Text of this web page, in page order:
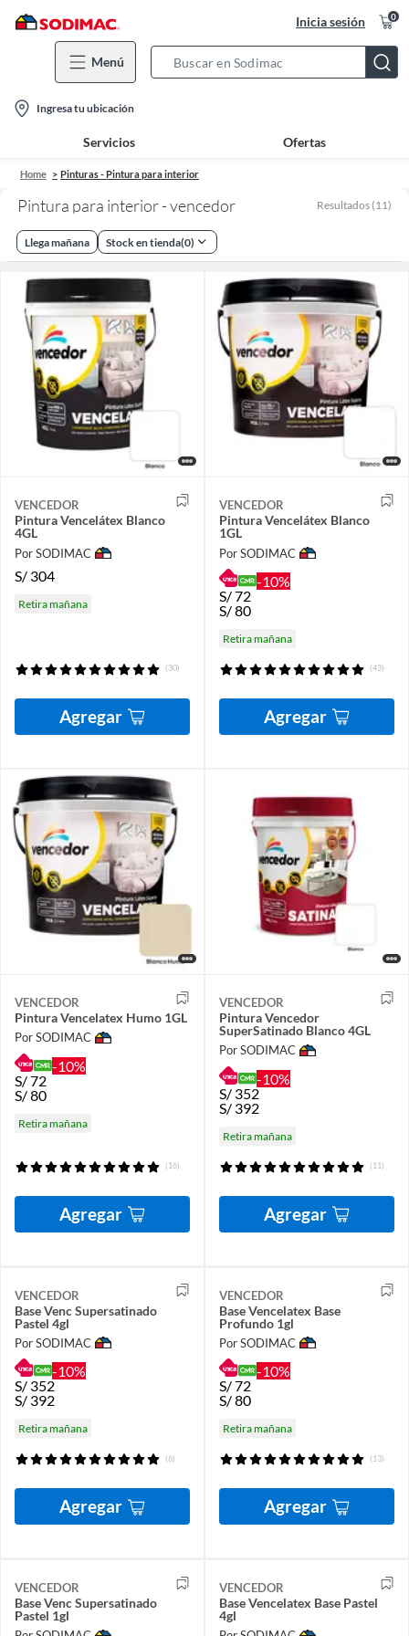
Inicia sesión 0
Menú
Bar
location-
icon
Ingresa tu ubicación
Servicios Ofertas
Home Pinturas - Pintura para interior
Pintura para interior - vencedor Resultados (11)
Llega mañana Stock en tienda(0)
VENCEDOR
Pintura Vencelátex Blanco
4GL
Por SODIMAC
S/ 304
Retira mañana
(30)
Agregar
VENCEDOR
Pintura Vencelátex Blanco
1GL
Por SODIMAC
-10%
S/72
S/80
Retira mañana
(43)
Agregar
VENCEDOR
Pintura Vencelatex Humo 1GL
Por SODIMAC
-10%
S/72
S/80
Retira mañana
(16)
Agregar
VENCEDOR
Pintura Vencedor
SuperSatinado Blanco 4GL
Por SODIMAC
-10%
S/ 352
S/ 392
Retira mañana
(11)
Agregar
VENCEDOR
Base Venc Supersatinado
Pastel 4gl
Por SODIMAC
-10%
S/ 352
S/ 392
Retira mañana
(6)
Agregar
VENCEDOR
Base Vencelatex Base
Profundo 1gl
Por SODIMAC
-10%
S/72
S/80
Retira mañana
(13)
Agregar
VENCEDOR
Base Venc Supersatinado
Pastel 1gl
VENCEDOR
Base Vencelatex Base Pastel
4gl